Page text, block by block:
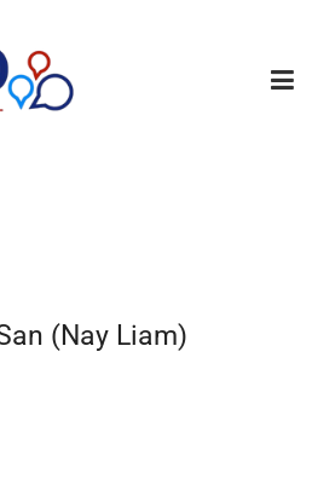
(Nay Liam)